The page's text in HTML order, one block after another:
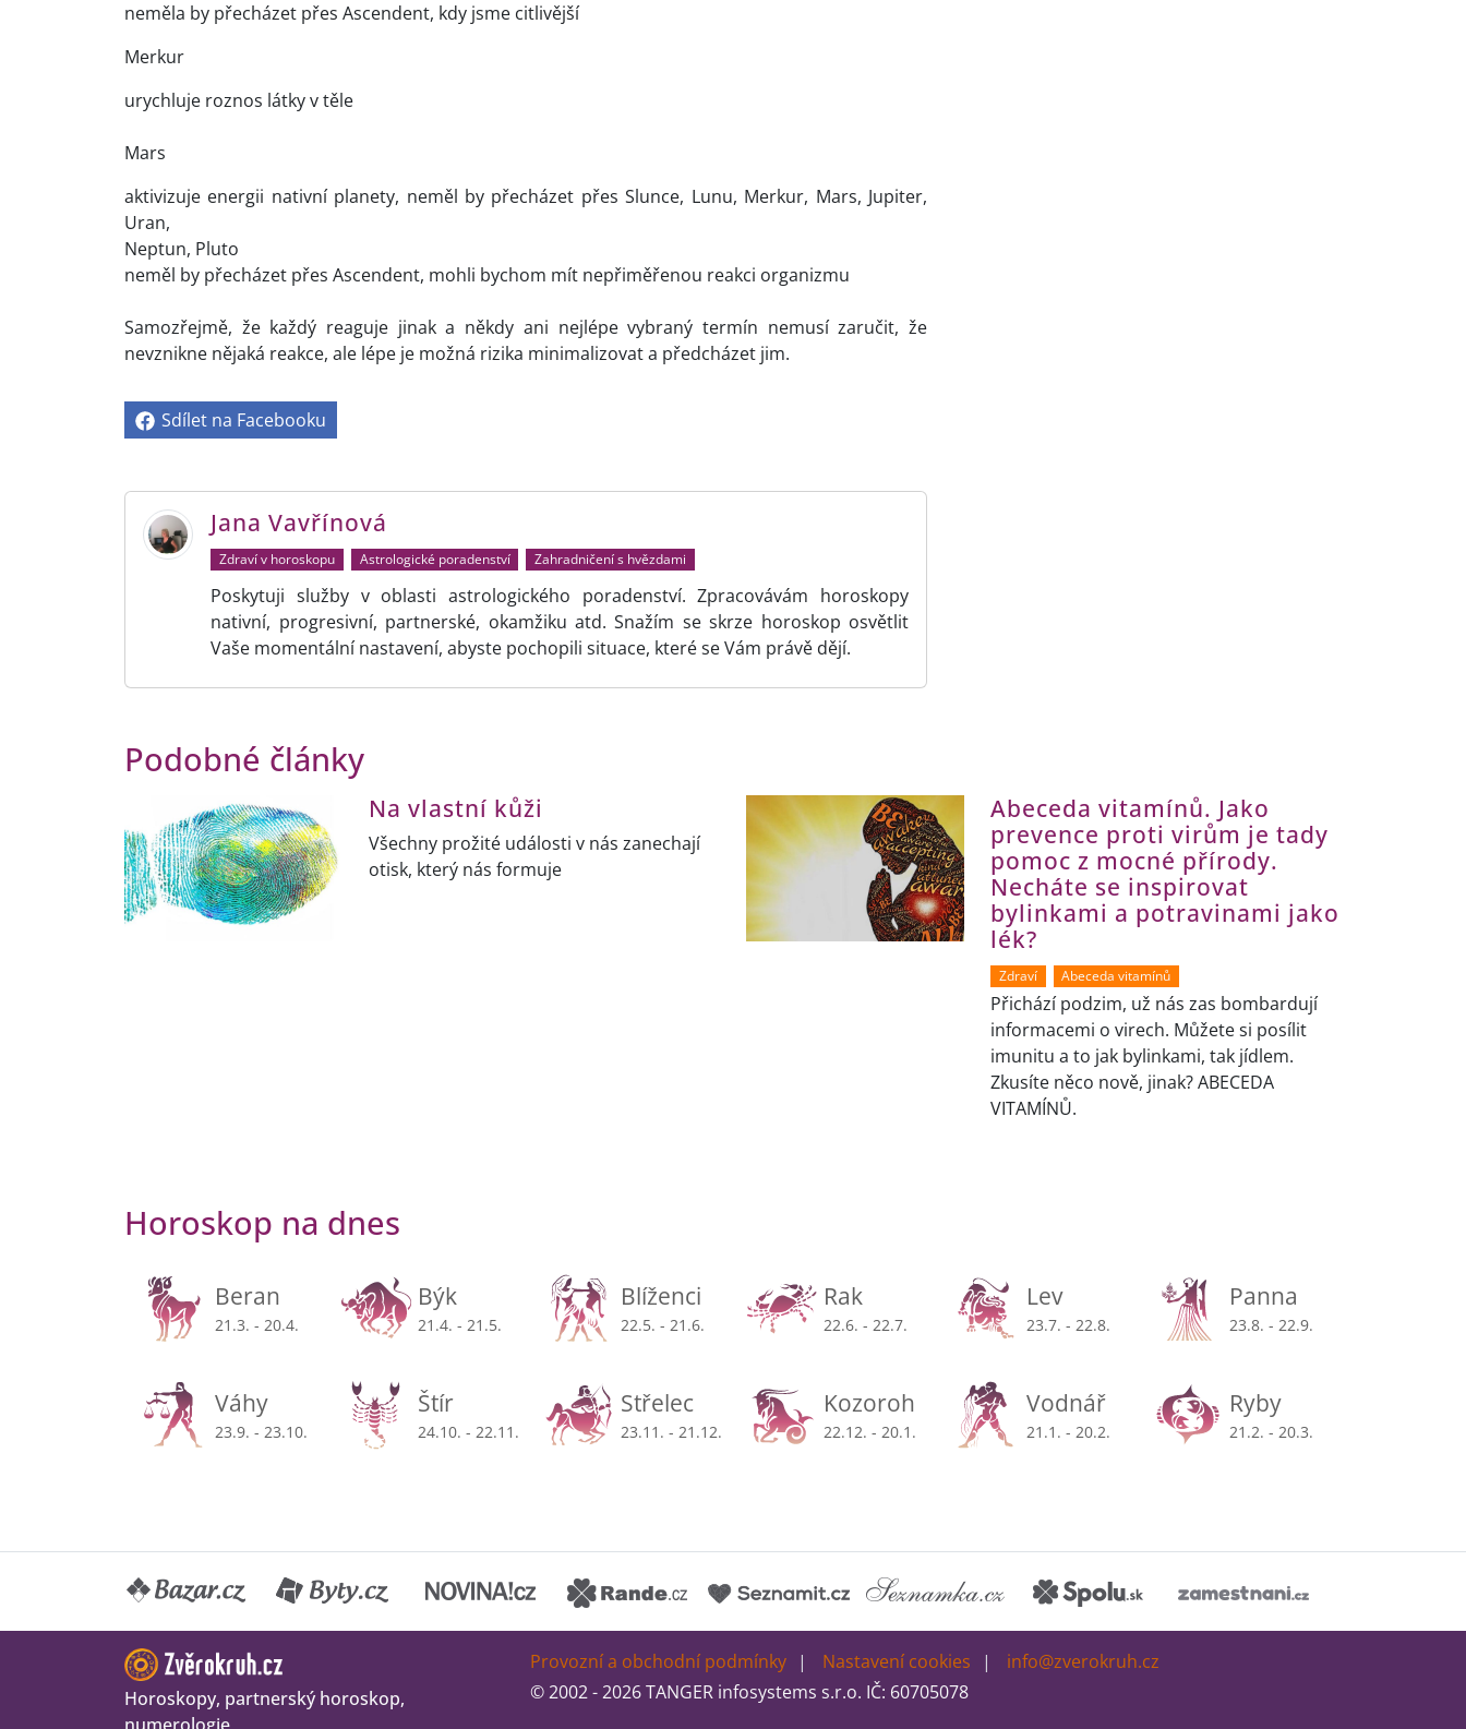
neměla by přecházet přes Ascendent, kdy jsme citlivější
Merkur
urychluje roznos látky v těle
Mars
aktivizuje energii nativní planety, neměl by přecházet přes Slunce, Lunu, Merkur, Mars, Jupiter,
Uran,
Neptun, Pluto
neměl by přecházet přes Ascendent, mohli bychom mít nepřiměřenou reakci organizmu
Samozřejmě, že každý reaguje jinak a někdy ani nejlépe vybraný termín nemusí zaručit, že
nevznikne nějaká reakce, ale lépe je možná rizika minimalizovat a předcházet jim.
Sdílet na Facebooku
Jana Vavřínová
Zdraví v horoskopu Astrologické poradenství Zahradničení s hvězdami
Poskytuji služby v oblasti astrologického poradenství. Zpracovávám horoskopy
nativní, progresivní, partnerské, okamžiku atd. Snažím se skrze horoskop osvětlit
Vaše momentální nastavení, abyste pochopili situace, které se Vám právě dějí.
Podobné články
Na vlastní kůži
Všechny prožité události v nás zanechají
otisk, který nás formuje
Abeceda vitamínů. Jako
prevence proti virům je tady
pomoc z mocné přírody.
Necháte se inspirovat
bylinkami a potravinami jako
lék?
Zdraví Abeceda vitamínů
Přichází podzim, už nás zas bombardují
informacemi o virech. Můžete si posílit
imunitu a to jak bylinkami, tak jídlem.
Zkusíte něco nově, jinak? ABECEDA
VITAMÍNŮ.
Horoskop na dnes
Beran
21.3. - 20.4.
Býk
21.4. - 21.5.
Blíženci
22.5. - 21.6.
Rak
22.6. - 22.7.
Lev
23.7. - 22.8.
Panna
23.8. - 22.9.
Váhy
23.9. - 23.10.
Štír
24.10. - 22.11.
Střelec
23.11. - 21.12.
Kozoroh
22.12. - 20.1.
Vodnář
21.1. - 20.2.
Ryby
21.2. - 20.3.
Horoskopy, partnerský horoskop,
Provozní a obchodní podmínky Nastavení cookies
info@zverokruh.cz
© 2002 - 2026 TANGER infosystems s.r.o. IČ: 60705078